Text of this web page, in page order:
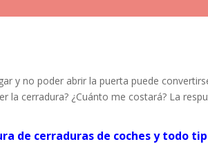
y no poder abrir la puerta puede
la cerradura? ¿Cuánto me costará? La
de cerraduras de coches y todo